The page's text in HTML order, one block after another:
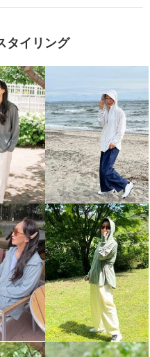
タイリング